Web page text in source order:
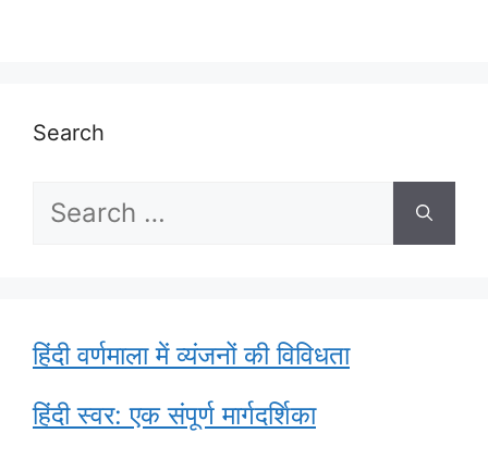
Search
Search
हिंदी वर्णमाला में व्यंजनों की विविधता
हिंदी स्वर: एक संपूर्ण मार्गदर्शिका